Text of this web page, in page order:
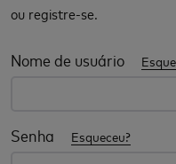
ou registre-se.
Nome de usuário
Senha Esqueceu?